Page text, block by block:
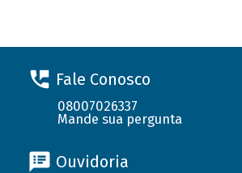
Fale Conosco
08007026337
Mande sua pergunta
Ouvidoria